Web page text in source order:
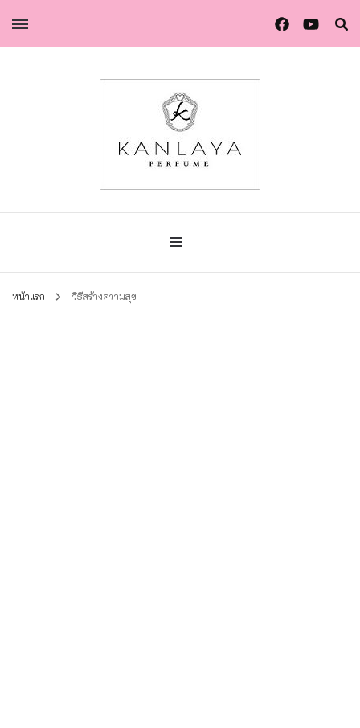
น้ำหอมกัลยา
น้ำหอมกัลยา น้ำหอมแท้แบรนด์ไทย คุณภาพยุโรป
หน้าแรก วิธีสร้างความสุข